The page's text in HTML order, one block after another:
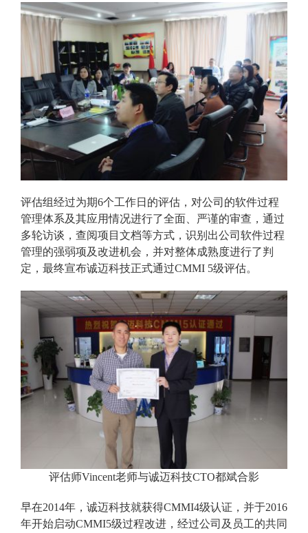
评估组经过为期6个工作日的评估，对公司的软件过程
管理体系及其应用情况进行了全面、严谨的审查，通过
多轮访谈，查阅项目文档等方式，识别出公司软件过程
管理的强弱项及改进机会，并对整体成熟度进行了判
定，最终宣布诚迈科技正式通过CMMI 5级评估。
评估师Vincent老师与诚迈科技CTO都斌合影
早在2014年，诚迈科技就获得CMMI4级认证，并于2016
年开始启动CMMI5级过程改进，经过公司及员工的共同